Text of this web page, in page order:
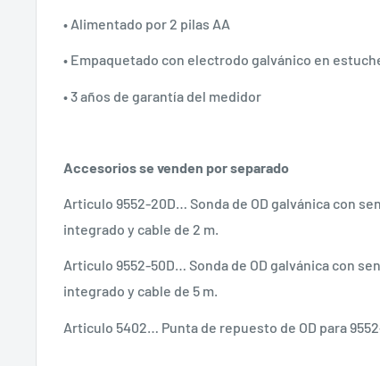
• Alimentado por 2 pilas AA
• Empaquetado con electrodo galvánico en
• 3 años de garantía del medidor
Accesorios se venden por separado
Articulo 9552-20D… Sonda de OD galvánica con
integrado y cable de 2 m.
Articulo 9552-50D… Sonda de OD galvánica con
integrado y cable de 5 m.
Articulo 5402… Punta de repuesto de OD para